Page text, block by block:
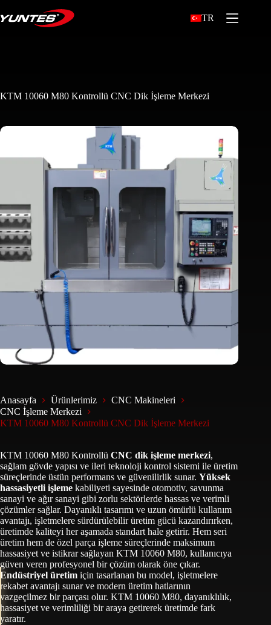
TR
KTM 10060 M80 Kontrollü CNC Dik İşleme Merkezi
Anasayfa Ürünlerimiz
CNC Makineleri
CNC İşleme Merkezi
KTM 10060 M80 Kontrollü CNC Dik İşleme Merkezi
KTM 10060 M80 Kontrollü CNC dik işleme merkezi,
sağlam gövde yapısı ve ileri teknoloji kontrol sistemi ile üretim
süreçlerinde üstün performans ve güvenilirlik sunar. Yüksek
hassasiyetli işleme kabiliyeti sayesinde otomotiv, savunma
sanayi ve ağır sanayi gibi zorlu sektörlerde hassas ve verimli
çözümler sağlar. Dayanıklı tasarımı ve uzun ömürlü kullanım
avantajı, işletmelere sürdürülebilir üretim gücü kazandırırken,
üretimde kaliteyi her aşamada standart hale getirir. Hem seri
üretim hem de özel parça işleme süreçlerinde maksimum
hassasiyet ve istikrar sağlayan KTM 10060 M80, kullanıcıya
güven veren profesyonel bir çözüm olarak öne çıkar.
Endüstriyel üretim için tasarlanan bu model, işletmelere
rekabet avantajı sunar ve modern üretim hatlarının
vazgeçilmez bir parçası olur. KTM 10060 M80, dayanıklılık,
hassasiyet ve verimliliği bir araya getirerek üretimde fark
yaratır.